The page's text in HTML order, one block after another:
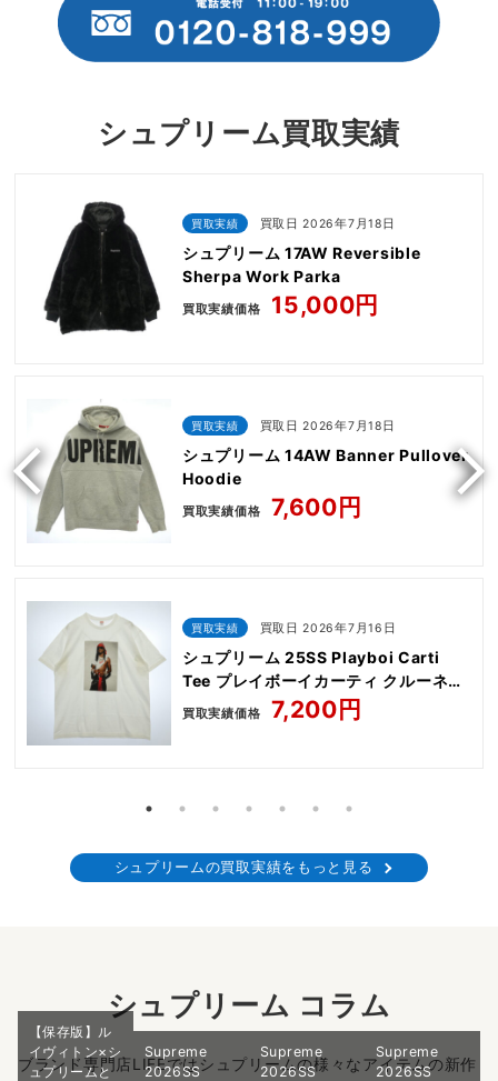
シュプリーム買取実績
買取実績 買取日 2026年7月18日
シュプリーム 17AW Reversible
Sherpa Work Parka
買取実績価格 15,000円
買取実績 買取日 2026年7月18日
シュプリーム 14AW Banner Pullover
Hoodie
買取実績価格 7,600円
買取実績 買取日 2026年7月16日
シュプリーム 25SS Playboi Carti
Tee プレイボーイカーティ クルーネッ
ク 半袖 Tシャツ
買取実績価格 7,200円
シュプリームの買取実績をもっと見る
シュプリーム コラム
ブランド専門店LIFEではシュプリームの様々なアイテムの新作
【保存版】ル
イヴィトン×シ
ュプリームと
Supreme
2026SS
Supreme
2026SS
Supreme
2026SS